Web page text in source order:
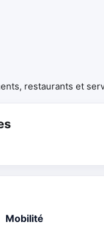
restaurants et
Mobilité